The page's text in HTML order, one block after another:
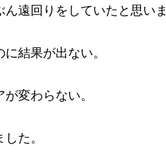
遠回りをしていたと思いま
結果が出ない。
変わらない。
た。